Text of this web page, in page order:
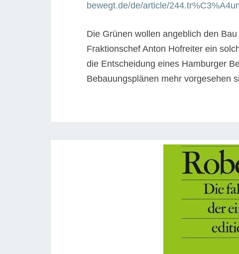
bewegt.de/de/article/
Die Grünen wollen angeblich den
Fraktionschef Anton Hofreiter ein
die Entscheidung eines Hamburger
Bebauungsplänen mehr vorgesehen